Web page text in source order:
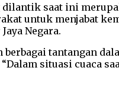
saat ini
untuk menjabat
Negara.
tantangan
situasi cuaca